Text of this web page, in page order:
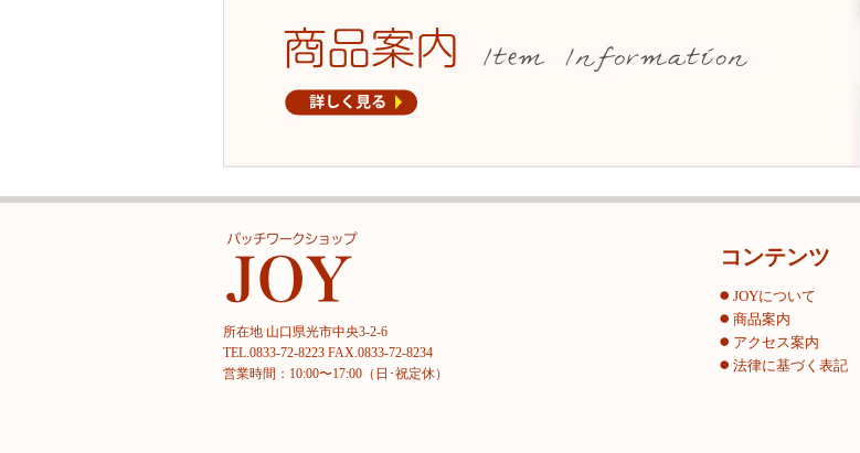
所在地 山口県光市中央3-2-6
TEL.0833-72-8223 FAX.0833-72-8234
営業時間：10:00〜17:00（日･祝定休）
コンテンツ
JOYについて
商品案内
アクセス案内
法律に基づく表記